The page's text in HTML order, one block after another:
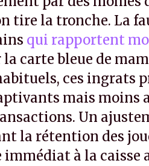
tire la tronche. La
qui rapportent
la carte bleue de
ces ingrats
mais moins
Un
la rétention des
immédiat à la caisse